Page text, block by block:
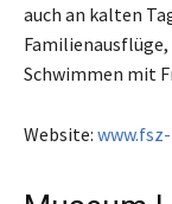
auch an kalten
Schwimmen mit
Website: